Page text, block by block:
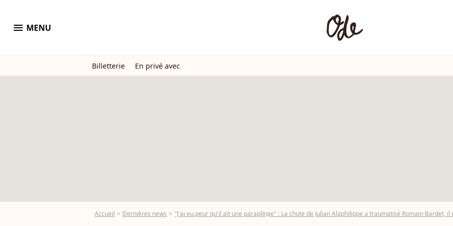
menu MENU
Billetterie En privé avec
Accueil Dernières news "J'ai eu peur qu'il ait une paraplégie" : La chute de Julian Alaphilippe a traumatisé Romain Bardet, il